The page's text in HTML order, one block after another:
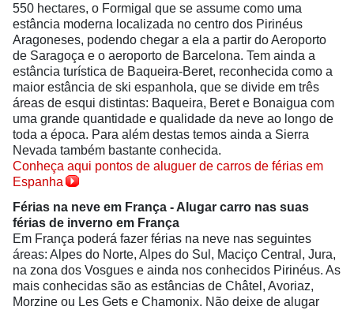
550 hectares, o Formigal que se assume como uma
estância moderna localizada no centro dos Pirinéus
Aragoneses, podendo chegar a ela a partir do Aeroporto
de Saragoça e o aeroporto de Barcelona. Tem ainda a
estância turística de Baqueira-Beret, reconhecida como a
maior estância de ski espanhola, que se divide em três
áreas de esqui distintas: Baqueira, Beret e Bonaigua com
uma grande quantidade e qualidade da neve ao longo de
toda a época. Para além destas temos ainda a Sierra
Nevada também bastante conhecida.
Conheça aqui pontos de aluguer de carros de férias em
Espanha
Férias na neve em França - Alugar carro nas suas
férias de inverno em França
Em França poderá fazer férias na neve nas seguintes
áreas: Alpes do Norte, Alpes do Sul, Maciço Central, Jura,
na zona dos Vosgues e ainda nos conhecidos Pirinéus. As
mais conhecidas são as estâncias de Châtel, Avoriaz,
Morzine ou Les Gets e Chamonix. Não deixe de alugar